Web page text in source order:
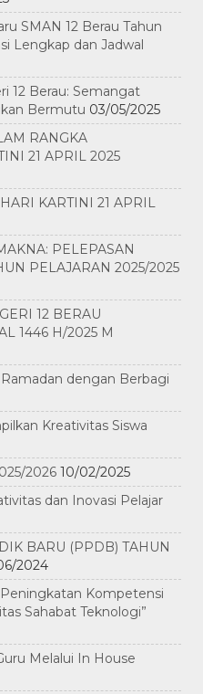
SMAN 12 Berau Tahun
Lengkap dan Jadwal
12 Berau: Semangat
Bermutu 03/05/2025
RANGKA
21 APRIL 2025
KARTINI 21 APRIL
PELEPASAN
PELAJARAN 2025/2025
12 BERAU
1446 H/2025 M
dengan Berbagi
Kreativitas Siswa
2026 10/02/2025
dan Inovasi Pelajar
BARU (PPDB) TAHUN
2024
Kompetensi
Sahabat Teknologi”
Melalui In House